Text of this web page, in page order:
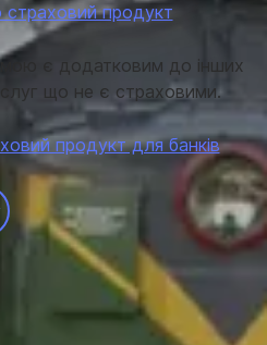
страховий продукт
є додатковим до інших
що не є страховими.
продукт для банків